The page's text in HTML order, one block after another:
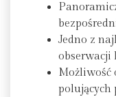
Jedno z
Możliwość
polujących